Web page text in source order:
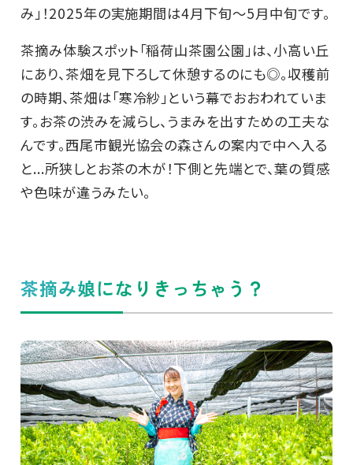
み」！2025年の実施期間は4月下旬～5月中旬です。
茶摘み体験スポット「稲荷山茶園公園」は、小高い丘
にあり、茶畑を見下ろして休憩するのにも◎。収穫前
の時期、茶畑は「寒冷紗」という幕でおおわれていま
す。お茶の渋みを減らし、うまみを出すための工夫な
んです。西尾市観光協会の森さんの案内で中へ入る
と...所狭しとお茶の木が！下側と先端とで、葉の質感
や色味が違うみたい。
茶摘み娘になりきっちゃう？